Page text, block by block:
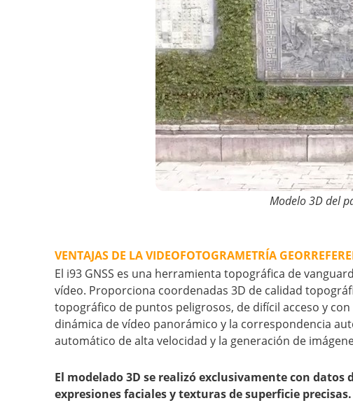
Modelo 3D del
VENTAJAS DE LA VIDEOFOTOGRAMETRÍA
El i93 GNSS es una herramienta topográfica de
vídeo. Proporciona coordenadas 3D de calidad
topográfico de puntos peligrosos, de difícil acceso y
dinámica de vídeo panorámico y la correspondencia
automático de alta velocidad y la generación de
El modelado 3D se realizó exclusivamente con
expresiones faciales y texturas de superficie precisas.